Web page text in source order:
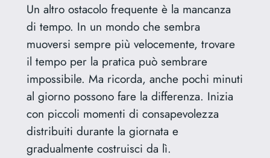
Un altro ostacolo frequente è la mancanza
di tempo. In un mondo che sembra
muoversi sempre più velocemente, trovare
il tempo per la pratica può sembrare
impossibile. Ma ricorda, anche pochi minuti
al giorno possono fare la differenza. Inizia
con piccoli momenti di consapevolezza
distribuiti durante la giornata e
gradualmente costruisci da lì.